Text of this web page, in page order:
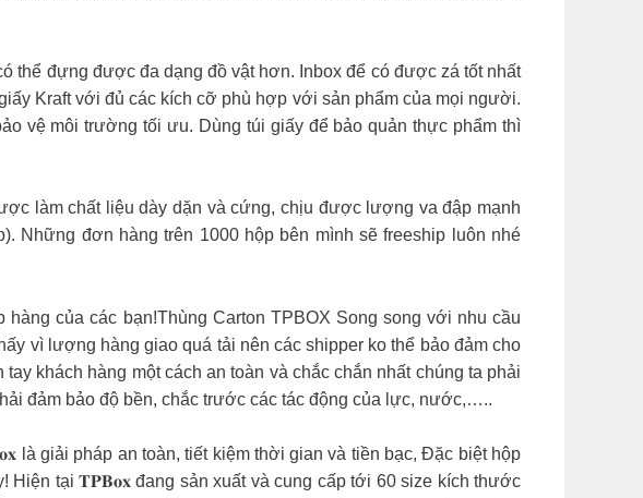
thể đựng được đa dạng đồ vật hơn. Inbox để có được zá tốt nhất
Kraft với đủ các kích cỡ phù hợp với sản phẩm của mọi người.
vệ môi trường tối ưu. Dùng túi giấy để bảo quản thực phẩm thì
làm chất liệu dày dặn và cứng, chịu được lượng va đập mạnh
Những đơn hàng trên 1000 hộp bên mình sẽ freeship luôn nhé
hàng của các bạn!Thùng Carton TPBOX Song song với nhu cầu
vì lượng hàng giao quá tải nên các shipper ko thể bảo đảm cho
khách hàng một cách an toàn và chắc chắn nhất chúng ta phải
đảm bảo độ bền, chắc trước các tác động của lực, nước,…..
là giải pháp an toàn, tiết kiệm thời gian và tiền bạc, Đặc biệt hộp
Hiện tại 𝐓𝐏𝐁𝐨𝐱 đang sản xuất và cung cấp tới 60 size kích thước